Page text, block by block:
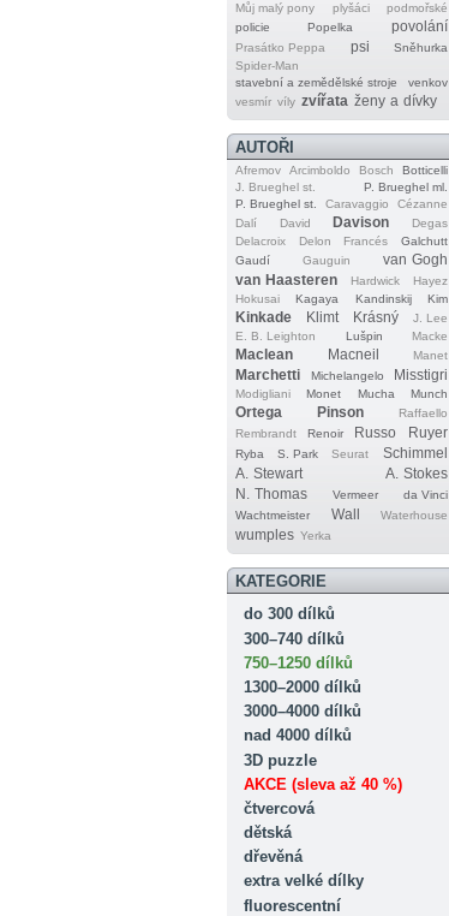
Můj malý pony plyšáci
podmořské
policie
Popelka povolání
Prasátko Peppa psi
Sněhurka
Spider‐Man
stavební a zemědělské stroje
venkov
vesmír víly zvířata ženy a dívky
AUTOŘI
Afremov Arcimboldo Bosch
Botticelli
J. Brueghel st.
P. Brueghel ml.
P. Brueghel st.
Caravaggio
Cézanne
Dalí
David Davison
Degas
Delacroix
Delon Francés
Galchutt
Gaudí
Gauguin
van Gogh
van Haasteren
Hardwick
Hayez
Hokusai
Kagaya Kandinskij Kim
Kinkade Klimt Krásný
J. Lee
E. B. Leighton
Lušpin Macke
Maclean Macneil Manet
Marchetti Michelangelo Misstigri
Modigliani Monet Mucha Munch
Ortega Pinson
Raffaello
Rembrandt
Renoir Russo Ruyer
Ryba S. Park Seurat
Schimmel
A. Stewart
A. Stokes
N. Thomas
Vermeer
da Vinci
Wachtmeister
Wall Waterhouse
wumples Yerka
KATEGORIE
do 300 dílků
300–740 dílků
750–1250 dílků
1300–2000 dílků
3000–4000 dílků
nad 4000 dílků
3D puzzle
AKCE (sleva až 40 %)
čtvercová
dětská
dřevěná
extra velké dílky
fluorescentní